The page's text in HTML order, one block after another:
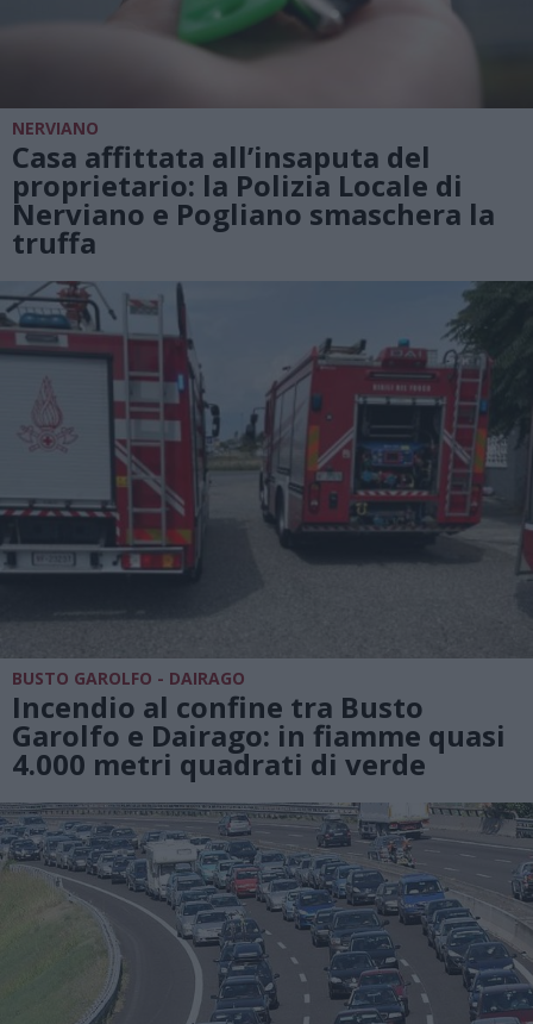
NERVIANO
Casa affittata all’insaputa del
proprietario: la Polizia Locale di
Nerviano e Pogliano smaschera la
truffa
BUSTO GAROLFO - DAIRAGO
Incendio al confine tra Busto
Garolfo e Dairago: in fiamme quasi
4.000 metri quadrati di verde